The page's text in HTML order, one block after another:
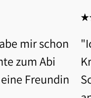
mir schon
zum Abi
Freundin